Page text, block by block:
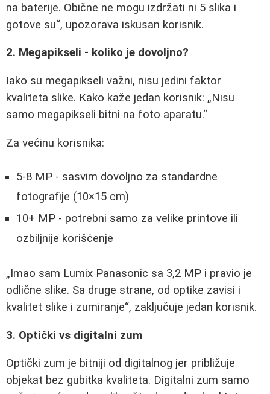
na baterije. Obične ne mogu izdržati ni 5 slika i
gotove su , upozorava iskusan korisnik.
2. Megapikseli - koliko je dovoljno?
Iako su megapikseli važni, nisu jedini faktor
kvaliteta slike. Kako kaže jedan korisnik:
Nisu
samo megapikseli bitni na foto aparatu.
Za većinu korisnika:
5-8 MP - sasvim dovoljno za standardne
fotografije (10×15 cm)
10+ MP - potrebni samo za velike printove ili
ozbiljnije korišćenje
Imao sam Lumix Panasonic sa 3,2 MP i pravio je
odlične slike. Sa druge strane, od optike zavisi i
kvalitet slike i zumiranje , zaključuje jedan korisnik.
3. Optički vs digitalni zum
Optički zum je bitniji od digitalnog jer približuje
objekat bez gubitka kvaliteta. Digitalni zum samo